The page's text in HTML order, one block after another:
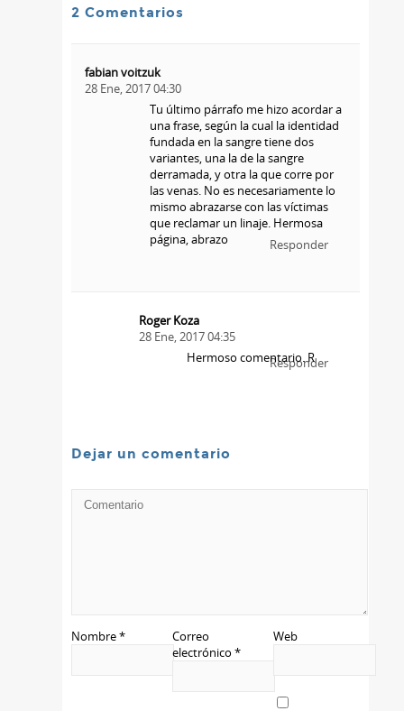
2 Comentarios
fabian voitzuk
28 Ene, 2017 04:30
Tu último párrafo me hizo acordar a
una frase, según la cual la identidad
fundada en la sangre tiene dos
variantes, una la de la sangre
derramada, y otra la que corre por
las venas. No es necesariamente lo
mismo abrazarse con las víctimas
que reclamar un linaje. Hermosa
página, abrazo
Responder
Roger Koza
28 Ene, 2017 04:35
Hermoso comentario. R
Responder
Dejar un comentario
Nombre*
Correo
electrónico *
Web